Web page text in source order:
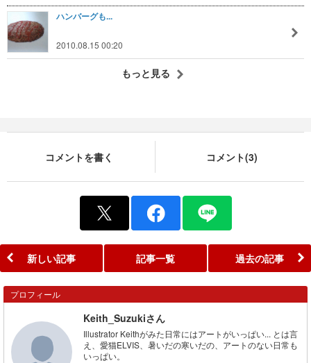
ハンバーグも...
2010.08.15 00:20
もっと見る
コメントを書く コメント(3)
新しい記事 記事一覧 過去の記事
プロフィール
Keith_Suzukiさん
Illustrator Keithがみた日常にはアートがいっぱい... とは言
え、愛猫ELVIS、暑いだの寒いだの、アートのない日常も
いっぱい。